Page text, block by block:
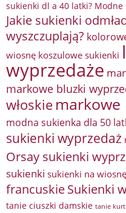
sukienki dl a 40 latki?
Jakie sukienki
wyszczuplają?
wiosnę koszulowe sukienki
wyprzedaże
markowe bluzki
włoskie markowe
modna sukienka dla 50
sukienki wyprzedaż
Orsay sukienki
sukienki sukienki na wiosnę
francuskieSukienki
tanie ciuszki damskie tanie